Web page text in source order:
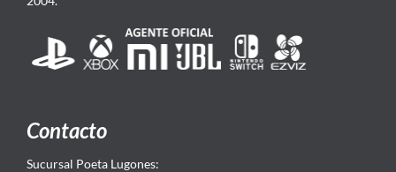
Contacto
Sucursal Poeta Lugones: